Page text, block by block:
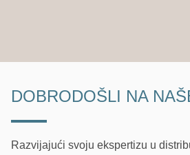
DOBRODOŠLI NA
Razvijajući svoju ekspertizu u